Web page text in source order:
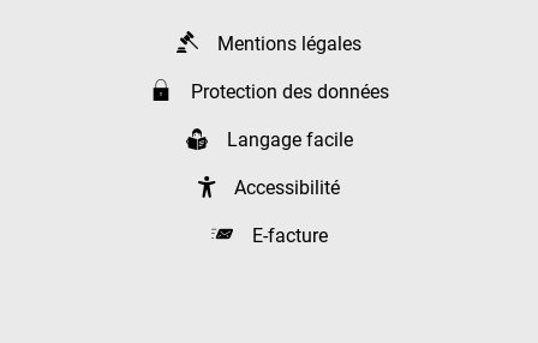
Mentions légales
Protection des données
Langage facile
Accessibilité
E-facture